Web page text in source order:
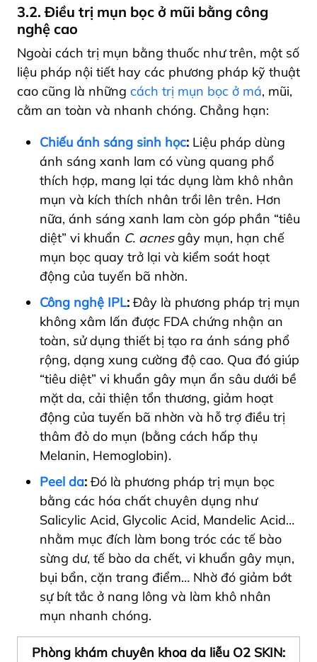
3.2. Điều trị mụn bọc ở mũi bằng công
nghệ cao
Ngoài cách trị mụn bằng thuốc như trên, một số
liệu pháp nội tiết hay các phương pháp kỹ thuật
cao cũng là những cách trị mụn bọc ở má, mũi,
cằm an toàn và nhanh chóng. Chẳng hạn:
Chiếu ánh sáng sinh học: Liệu pháp dùng
ánh sáng xanh lam có vùng quang phổ
thích hợp, mang lại tác dụng làm khô nhân
mụn và kích thích nhân trồi lên trên. Hơn
nữa, ánh sáng xanh lam còn góp phần “tiêu
diệt” vi khuẩn C. acnesgây mụn, hạn chế
mụn bọc quay trở lại và kiểm soát hoạt
động của tuyến bã nhờn.
Công nghệ IPL: Đây là phương pháp trị mụn
không xâm lấn được FDA chứng nhận an
toàn, sử dụng thiết bị tạo ra ánh sáng phổ
rộng, dạng xung cường độ cao. Qua đó giúp
“tiêu diệt” vi khuẩn gây mụn ẩn sâu dưới bề
mặt da, cải thiện tổn thương, giảm hoạt
động của tuyến bã nhờn và hỗ trợ điều trị
thâm đỏ do mụn (bằng cách hấp thụ
Melanin, Hemoglobin).
Peel da: Đó là phương pháp trị mụn bọc
bằng các hóa chất chuyên dụng như
Salicylic Acid, Glycolic Acid, Mandelic Acid…
nhằm mục đích làm bong tróc các tế bào
sừng dư, tế bào da chết, vi khuẩn gây mụn,
bụi bẩn, cặn trang điểm… Nhờ đó giảm bớt
sự bít tắc ở nang lông và làm khô nhân
mụn nhanh chóng.
Phòng khám chuyên khoa da liễu O2 SKIN: